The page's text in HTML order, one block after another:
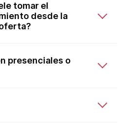
tomar el
desde la
presenciales o